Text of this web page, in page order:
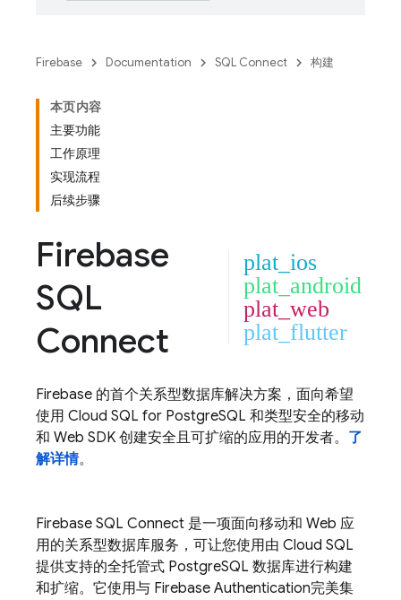
Firebase Documentation SQL Connect 构建
本页内容
主要功能
工作原理
实现流程
后续步骤
Firebase
SQL
Connect
plat_ios
plat_android
plat_web
plat_flutter
Firebase 的首个关系型数据库解决方案，面向希望
使用 Cloud SQL for PostgreSQL 和类型安全的移动
和 Web SDK 创建安全且可扩缩的应用的开发者。 了
解详情。
Firebase SQL Connect 是一项面向移动和 Web 应
用的关系型数据库服务，可让您使用由 Cloud SQL
提供支持的全托管式 PostgreSQL 数据库进行构建
和扩缩。它使用与 Firebase Authentication完美集